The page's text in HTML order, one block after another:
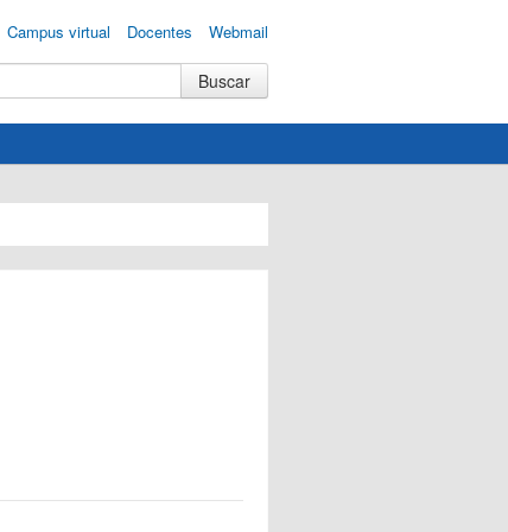
Campus virtual Docentes Webmail